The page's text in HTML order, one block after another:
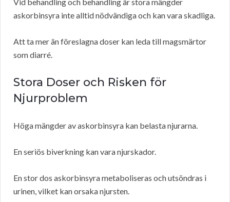
askorbinsyra inte alltid nödvändiga och kan vara skadliga.
Att ta mer än föreslagna doser kan leda till magsmärtor
som diarré.
Stora Doser och Risken för
Njurproblem
Höga mängder av askorbinsyra kan belasta njurarna.
En seriös biverkning kan vara njurskador.
En stor dos askorbinsyra metaboliseras och utsöndras i
urinen, vilket kan orsaka njursten.